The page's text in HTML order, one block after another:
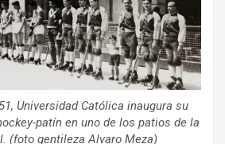
Universidad Católica inaugura su
patín en uno de los patios de la
(foto gentileza Alvaro Meza)